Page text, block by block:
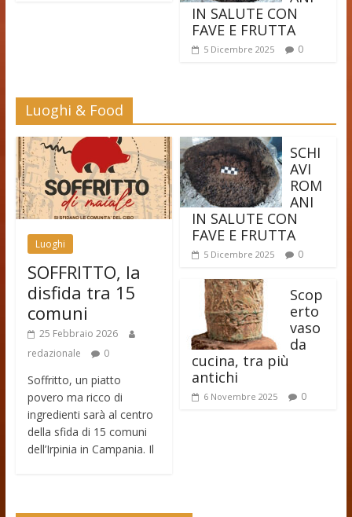
IN SALUTE CON
FAVE E FRUTTA
5 Dicembre 2025 0
Luoghi & Food
Luoghi
SOFFRITTO, la
disfida tra 15
comuni
25 Febbraio 2026
redazionale
0
Soffritto, un piatto
povero ma ricco di
ingredienti sarà al centro
della sfida di 15 comuni
dell’Irpinia in Campania. Il
SCHI
AVI
ROM
ANI
IN SALUTE CON
FAVE E FRUTTA
5 Dicembre 2025 0
Scop
erto
vaso
da
cucina, tra più
antichi
6 Novembre 2025 0